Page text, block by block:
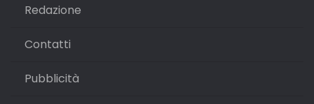
Redazione
Contatti
Pubblicità